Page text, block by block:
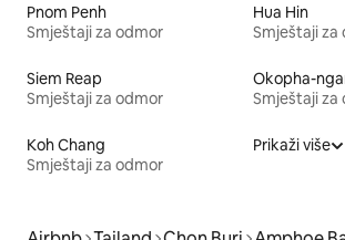
Pnom Penh
Smještaji za odmor
Hua Hin
Smještaji za
Siem Reap
Smještaji za odmor
Okopha-
Smještaji za
Koh Chang
Smještaji za odmor
Prikaži više